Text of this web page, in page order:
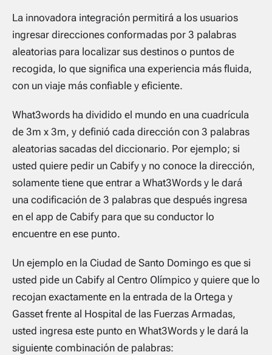
La innovadora integración permitirá a los usuarios
ingresar direcciones conformadas por 3 palabras
aleatorias para localizar sus destinos o puntos de
recogida, lo que significa una experiencia más fluida,
con un viaje más confiable y eficiente.
What3words ha dividido el mundo en una cuadrícula
de 3m x 3m, y definió cada dirección con 3 palabras
aleatorias sacadas del diccionario. Por ejemplo; si
usted quiere pedir un Cabify y no conoce la dirección,
solamente tiene que entrar a What3Words y le dará
una codificación de 3 palabras que después ingresa
en el app de Cabify para que su conductor lo
encuentre en ese punto.
Un ejemplo en la Ciudad de Santo Domingo es que si
usted pide un Cabify al Centro Olímpico y quiere que lo
recojan exactamente en la entrada de la Ortega y
Gasset frente al Hospital de las Fuerzas Armadas,
usted ingresa este punto en What3Words y le dará la
siguiente combinación de palabras: